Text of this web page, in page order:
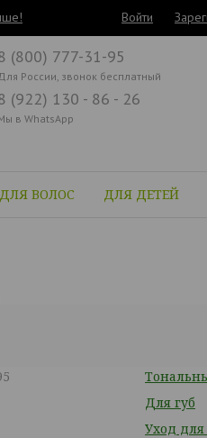
Войти
ДЛЯ ВОЛОС ДЛЯ ДЕТЕЙ
(800) 777-31-95
России, звонок бесплатный
(922) 130 - 86 - 26
в WhatsApp
Для губ
Уход для